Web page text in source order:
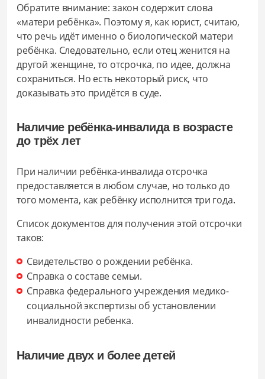
Обратите внимание: закон содержит слова
«матери ребёнка». Поэтому я, как юрист, считаю,
что речь идёт именно о биологической матери
ребёнка. Следовательно, если отец женится на
другой женщине, то отсрочка, по идее, должна
сохраниться. Но есть некоторый риск, что
доказывать это придётся в суде.
Наличие ребёнка-инвалида в возрасте
до трёх лет
При наличии ребёнка-инвалида отсрочка
предоставляется в любом случае, но только до
того момента, как ребёнку исполнится три года.
Список документов для получения этой отсрочки
таков:
Свидетельство о рождении ребёнка.
Справка о составе семьи.
Справка федерального учреждения медико-
социальной экспертизы об установлении
инвалидности ребенка.
Наличие двух и более детей